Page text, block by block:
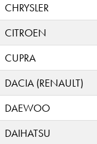
CHRYSLER
CITROEN
CUPRA
DACIA (RENAULT)
DAEWOO
DAIHATSU